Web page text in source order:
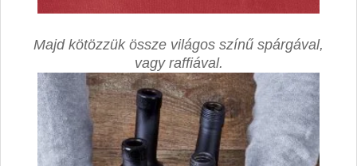
Majd kötözzük össze világos színű spárgával,
vagy raffiával.